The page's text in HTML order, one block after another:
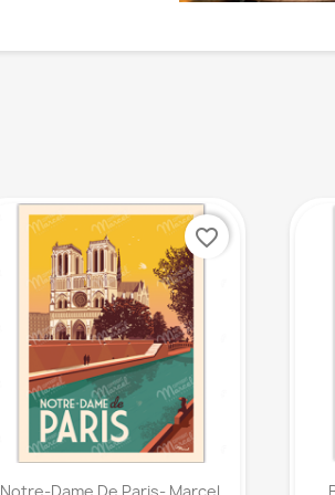
Aperçu rapide
favorite_border